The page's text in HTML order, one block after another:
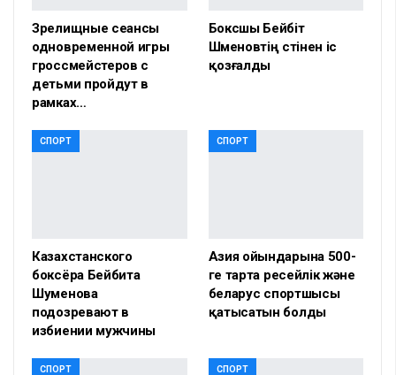
Зрелищные сеансы
одновременной игры
гроссмейстеров с
детьми пройдут в
рамках…
Боксшы Бейбіт
Шүменовтің үстінен іс
қозғалды
СПОРТ
Казахстанского
боксёра Бейбита
Шуменова
подозревают в
избиении мужчины
СПОРТ
Азия ойындарына 500-
ге тарта ресейлік және
беларус спортшысы
қатысатын болды
СПОРТ СПОРТ